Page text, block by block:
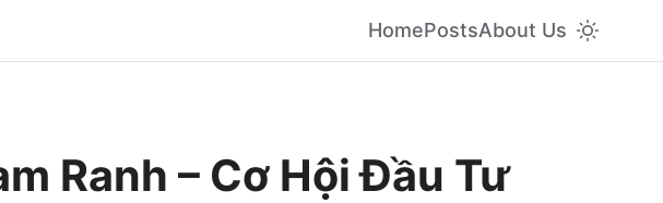
HomePostsAbout Us
Ranh – Cơ Hội Đầu Tư